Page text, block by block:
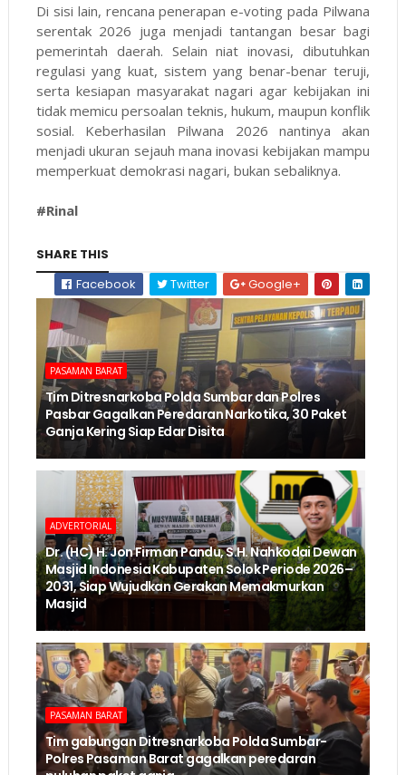
Di sisi lain, rencana penerapan e-voting pada Pilwana
serentak 2026 juga menjadi tantangan besar bagi
pemerintah daerah. Selain niat inovasi, dibutuhkan
regulasi yang kuat, sistem yang benar-benar teruji,
serta kesiapan masyarakat nagari agar kebijakan ini
tidak memicu persoalan teknis, hukum, maupun konflik
sosial. Keberhasilan Pilwana 2026 nantinya akan
menjadi ukuran sejauh mana inovasi kebijakan mampu
memperkuat demokrasi nagari, bukan sebaliknya.
#Rinal
SHARE THIS
Facebook
Twitter Google+
PASAMAN BARAT
Tim Ditresnarkoba Polda Sumbar dan Polres
Pasbar Gagalkan Peredaran Narkotika, 30 Paket
Ganja Kering Siap Edar Disita
ADVERTORIAL
Dr. (HC) H. Jon Firman Pandu, S.H. Nahkodai Dewan
Masjid Indonesia Kabupaten Solok Periode 2026–
2031, Siap Wujudkan Gerakan Memakmurkan
Masjid
PASAMAN BARAT
Tim gabungan Ditresnarkoba Polda Sumbar-
Polres Pasaman Barat gagalkan peredaran